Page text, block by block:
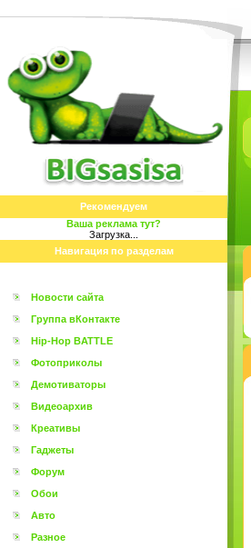
Рекомендуем
Ваша реклама тут?
Загрузка...
Навигация по разделам
Новости сайта
Группа вКонтакте
Hip-Hop BATTLE
Фотоприколы
Демотиваторы
Видеоархив
Креативы
Гаджеты
Форум
Обои
Авто
Разное